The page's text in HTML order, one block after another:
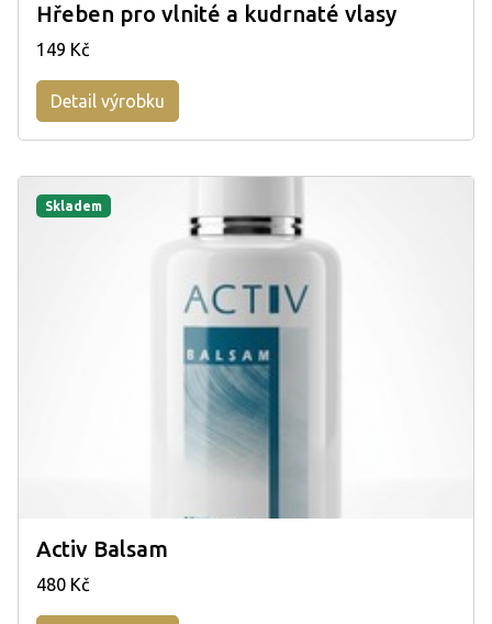
Hřeben pro vlnité a kudrnaté vlasy
149 Kč
Detail výrobku
Skladem
Activ Balsam
480 Kč